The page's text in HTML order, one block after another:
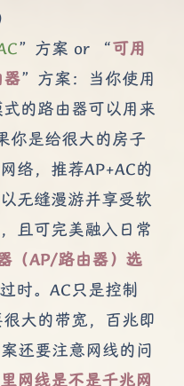
”方案 or “可用
”方案：当你使用
的路由器可以用来
你是给很大的房子
络，推荐AP+AC的
无缝漫游并享受软
且可完美融入日常
（AP/路由器）选
时。AC只是控制
大的带宽，百兆即
还要注意网线的问
网线是不是千兆网